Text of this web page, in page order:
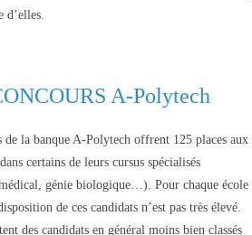
d’elles.
A-Polytech
de la banque A-Polytech offrent 125 places aux
certains de leurs cursus spécialisés
génie biologique…). Pour chaque école
de ces candidats n’est pas très élevé.
des candidats en général moins bien classés